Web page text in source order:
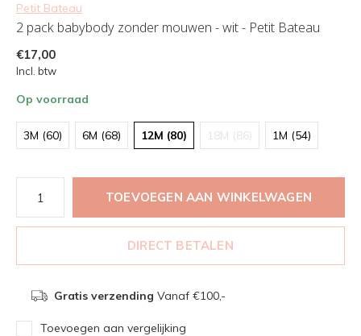
Petit Bateau
2 pack babybody zonder mouwen - wit - Petit Bateau
€17,00
Incl. btw
Op voorraad
3M (60) 6M (68) 12M (80) 18M (86) 1M (54)
TOEVOEGEN AAN WINKELWAGEN
DIRECT BETALEN
Gratis verzending Vanaf €100,-
Toevoegen aan vergelijking